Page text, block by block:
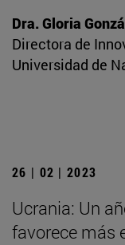
Dra. Gloria
Directora de
Universidad de
26 | 02 | 2023
Ucrania: Un
favorece más